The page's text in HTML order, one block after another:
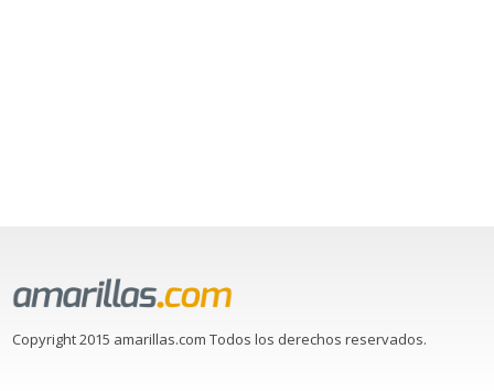
Copyright 2015 amarillas.com Todos los derechos reservados.